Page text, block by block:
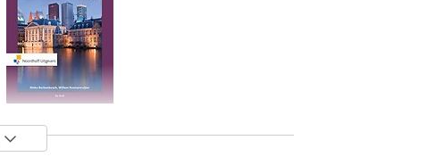
Schrijven van
beleidsnotities